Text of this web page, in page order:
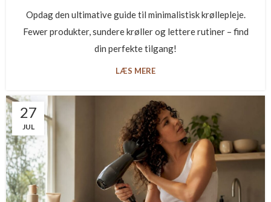
Opdag den ultimative guide til minimalistisk krøllepleje.
Fewer produkter, sundere krøller og lettere rutiner – find
din perfekte tilgang!
LÆS MERE
27
JUL